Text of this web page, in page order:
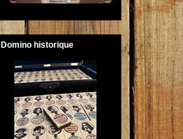
Domino historique